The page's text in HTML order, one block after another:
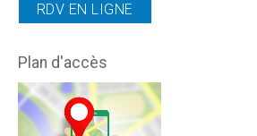
RDV EN LIGNE
Plan d'accès